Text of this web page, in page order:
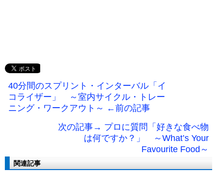
40分間のスプリント・インターバル「イ
コライザー」 ～室内サイクル・トレー
ニング・ワークアウト～ ←前の記事
次の記事→ プロに質問「好きな食べ物
は何ですか？」 ～What’s Your
Favourite Food～
関連記事